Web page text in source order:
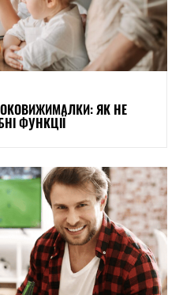
ЯК НЕ
ФУНКЦІЇ